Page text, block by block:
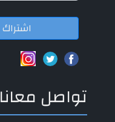
اشتراك
تواصل معانا